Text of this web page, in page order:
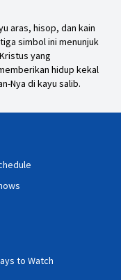
aras, hisop, dan kain
simbol ini menunjuk
yang
hidup kekal
Nya di kayu salib.
to Watch